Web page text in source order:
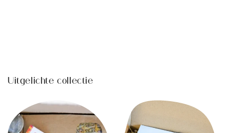
Uitgelichte collectie